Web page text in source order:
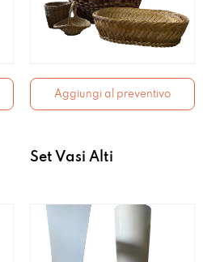
Aggiungi al preventivo
Set Vasi Alti